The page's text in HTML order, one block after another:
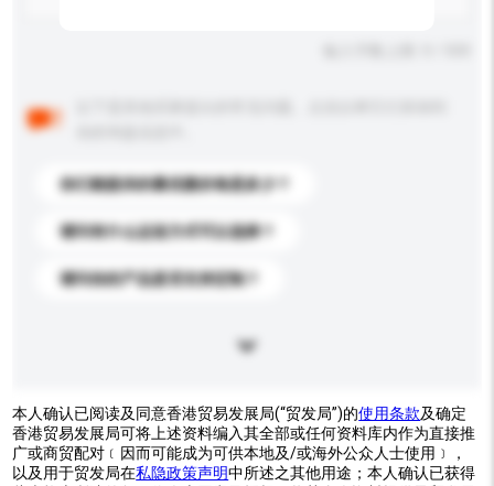
你们能提供的最优惠价格是多少？
请问有什么运送方式可以选择？
请问你的产品是否支持定制？
本人确认已阅读及同意香港贸易发展局(“贸发局”)的使用条款及确定
香港贸易发展局可将上述资料编入其全部或任何资料库内作为直接推
广或商贸配对﹝因而可能成为可供本地及/或海外公众人士使用﹞，
以及用于贸发局在私隐政策声明中所述之其他用途；本人确认已获得